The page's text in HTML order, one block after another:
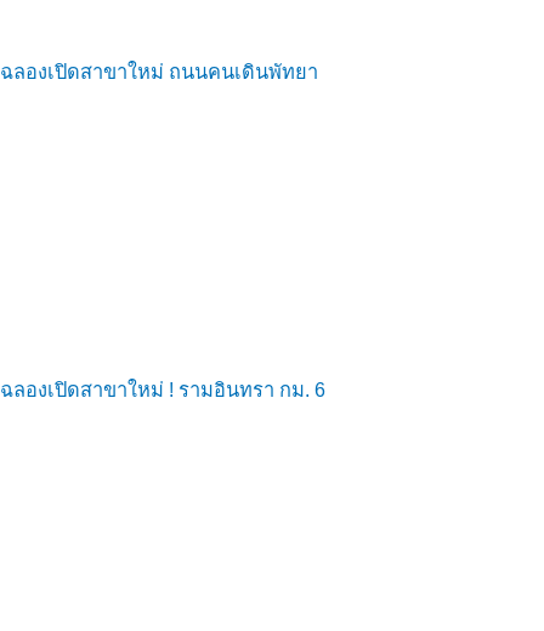
ฉลองเปิดสาขาใหม่ ถนนคนเดินพัทยา
ฉลองเปิดสาขาใหม่ ! รามอินทรา กม. 6